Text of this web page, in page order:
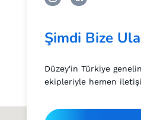
Şimdi Bize
Düzey'in Türkiye
ekipleriyle hemen